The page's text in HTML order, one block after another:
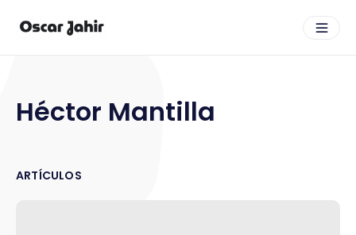
Héctor Mantilla
ARTÍCULOS